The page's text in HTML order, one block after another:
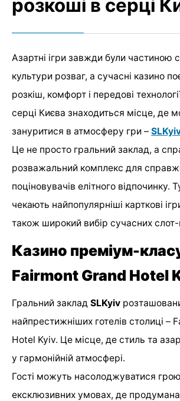
розкоші в серці
Азартні ігри завжди були частиною
культури розваг, а сучасні казино
розкіш, комфорт і передові
серці Києва знаходиться місце, де
зануритися в атмосферу гри –
Це не просто гральний заклад, а
розважальний комплекс для
поціновувачів елітного відпочинку.
чекають найпопулярніші карткові
також широкий вибір сучасних
Казино преміум-
Fairmont Grand Hotel
Гральний заклад SLKyiv
найпрестижніших готелів столиці –
Hotel Kyiv. Це місце, де стиль та
у гармонійній атмосфері.
Гості можуть насолоджуватися
ексклюзивних умовах, де